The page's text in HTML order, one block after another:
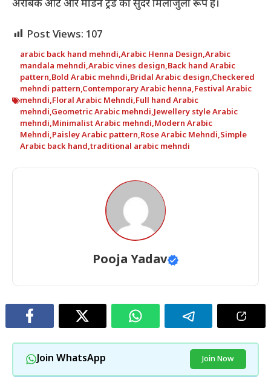
अरेबिक आर्ट और मॉडर्न ट्रेंड का सुंदर मिलाजुला रूप है।
Post Views: 107
arabic back hand mehndi,Arabic Henna Design,Arabic
mandala mehndi,Arabic vines design,Back hand Arabic
pattern,Bold Arabic mehndi,Bridal Arabic design,Checkered
mehndi pattern,Contemporary Arabic henna,Festival Arabic
mehndi,Floral Arabic Mehndi,Full hand Arabic
mehndi,Geometric Arabic mehndi,Jewellery style Arabic
mehndi,Minimalist Arabic mehndi,Modern Arabic
Mehndi,Paisley Arabic pattern,Rose Arabic Mehndi,Simple
Arabic back hand,traditional arabic mehndi
Pooja Yadav
Join WhatsApp Join Now